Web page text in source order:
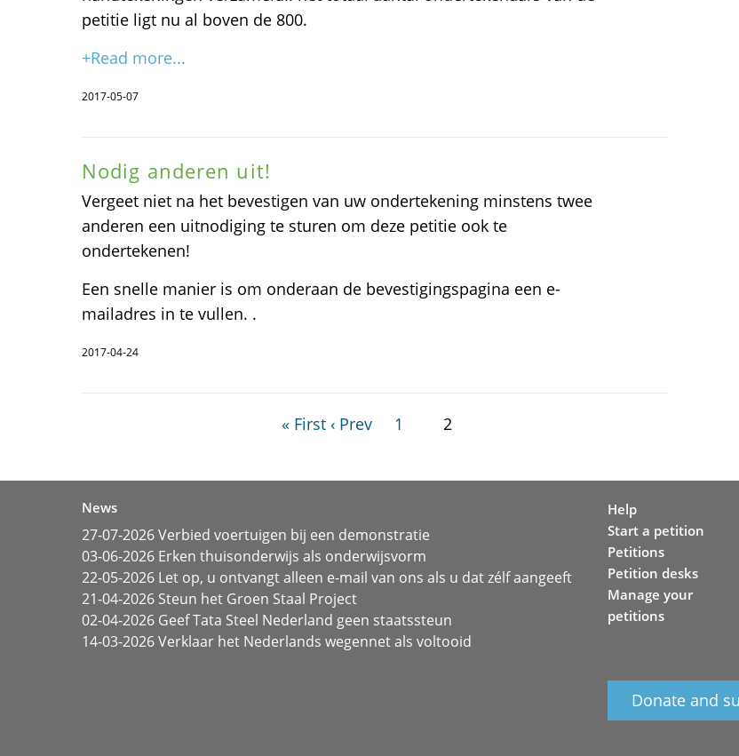
petitie ligt nu al boven de 800.
+Read more...
2017-05-07
Nodig anderen uit!
Vergeet niet na het bevestigen van uw ondertekening minstens twee
anderen een uitnodiging te sturen om deze petitie ook te
ondertekenen!
Een snelle manier is om onderaan de bevestigingspagina een e-
mailadres in te vullen. .
2017-04-24
« First ‹ Prev 1 2
News
27-07-2026 Verbied voertuigen bij een demonstratie
03-06-2026 Erken thuisonderwijs als onderwijsvorm
22-05-2026 Let op, u ontvangt alleen e-mail van ons als u dat zélf aangeeft
21-04-2026 Steun het Groen Staal Project
02-04-2026 Geef Tata Steel Nederland geen staatssteun
14-03-2026 Verklaar het Nederlands wegennet als voltooid
Help
Start a petition
Petitions
Petition desks
Manage your
petitions
Donate and